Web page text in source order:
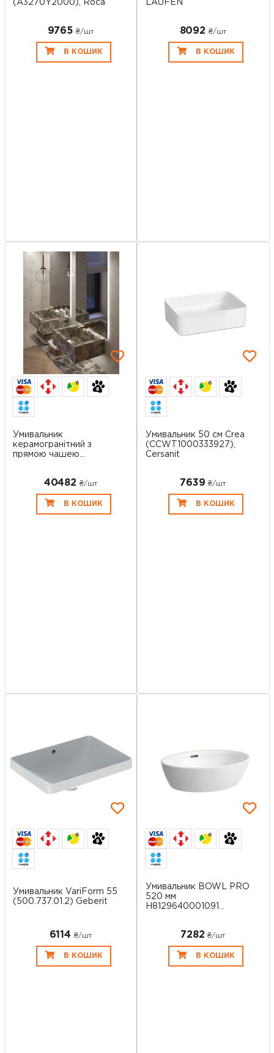
(A3270Y2000), Roca
9765 ₴/шт
В КОШИК
LAUFEN
8092 ₴/шт
В КОШИК
6
Умивальник
керамогранітний з
прямою чашею
40482 ₴/шт
В КОШИК
6
Умивальник 50 см Crea
(CCWT1000333927),
Cersanit
7639 ₴/шт
В КОШИК
6
Умивальник VariForm 55
(500.737.01.2) Geberit
6114 ₴/шт
В КОШИК
6
Умивальник BOWL PRO
520 мм
H8129640001091
7282 ₴/шт
В КОШИК